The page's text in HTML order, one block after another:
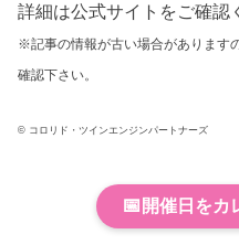
詳細は公式サイトをご確認
※記事の情報が古い場合があります
確認下さい。
© コロリド・ツインエンジンパートナーズ
📅 開催日をカ